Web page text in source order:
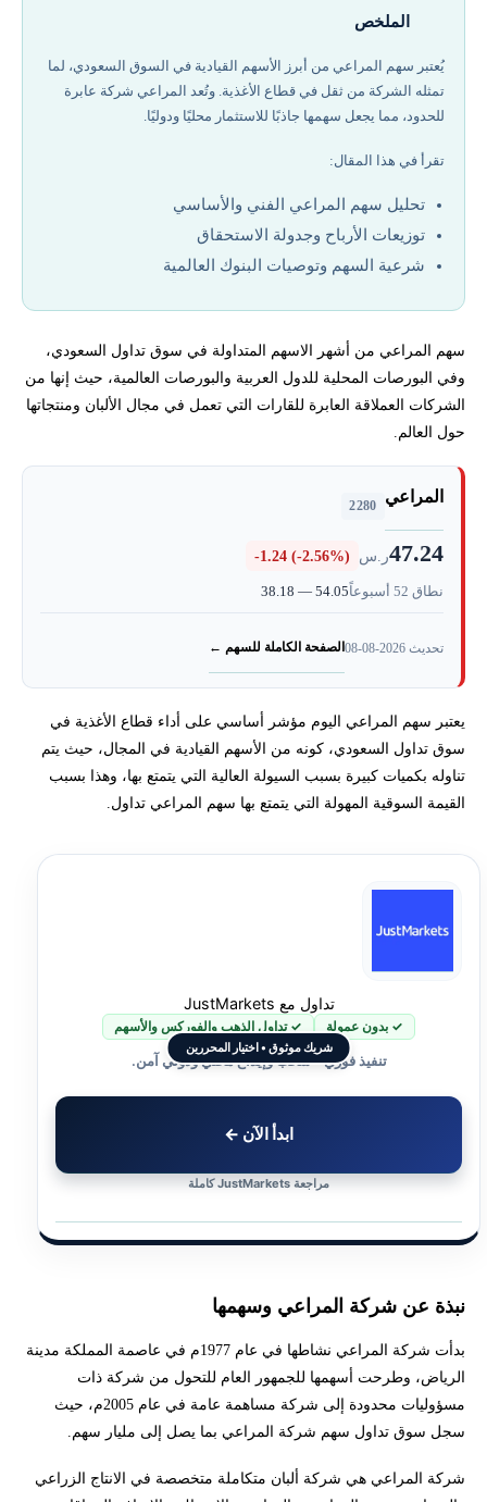
توزيعات الأرباح وتوزيعات سهم المراعي
الاستثمار في سهم المراعي وكيفية التداول
أفضل شركات تداول مرخصة في 2026
توصيات وتحليل سهم شركة المراعي
وضع ومؤشر سهم المراعي
إخلاء المسؤولية وتنويه المخاطر
تحتاج لاستشارة لتداول سهم عالمي بديل عن المراعي؟
الملخص
يُعتبر سهم المراعي من أبرز الأسهم القيادية في السوق السعودي، لما
تمثله الشركة من ثقل في قطاع الأغذية. وتُعد المراعي شركة عابرة
للحدود، مما يجعل سهمها جاذبًا للاستثمار محليًا ودوليًا.
تقرأ في هذا المقال:
تحليل سهم المراعي الفني والأساسي
توزيعات الأرباح وجدولة الاستحقاق
شرعية السهم وتوصيات البنوك العالمية
سهم المراعي من أشهر الاسهم المتداولة في سوق تداول السعودي،
وفي البورصات المحلية للدول العربية والبورصات العالمية، حيث إنها من
الشركات العملاقة العابرة للقارات التي تعمل في مجال الألبان ومنتجاتها
حول العالم.
المراعي
2280
47.24ر.س -1.24 (-2.56%)
نطاق 52 أسبوعاً 38.18 — 54.05
تحديث 2026-08-08 الصفحة الكاملة للسهم ←
يعتبر سهم المراعي اليوم مؤشر أساسي على أداء قطاع الأغذية في
سوق تداول السعودي، كونه من الأسهم القيادية في المجال، حيث يتم
تناوله بكميات كبيرة بسبب السيولة العالية التي يتمتع بها، وهذا بسبب
القيمة السوقية المهولة التي يتمتع بها سهم المراعي تداول.
شريك موثوق • اختيار المحررين
تداول مع JustMarkets
✓ بدون عمولة ✓ تداول الذهب والفوركس والأسهم
تنفيذ فوري • سحب وإيداع محلي ودولي آمن.
ابدأ الآن ←
مراجعة JustMarkets كاملة
نبذة عن شركة المراعي وسهمها
بدأت شركة المراعي نشاطها في عام 1977م في عاصمة المملكة مدينة
الرياض، وطرحت أسهمها للجمهور العام للتحول من شركة ذات
مسؤوليات محدودة إلى شركة مساهمة عامة في عام 2005م، حيث
سجل سوق تداول سهم شركة المراعي بما يصل إلى مليار سهم.
شركة المراعي هي شركة ألبان متكاملة متخصصة في الانتاج الزراعي